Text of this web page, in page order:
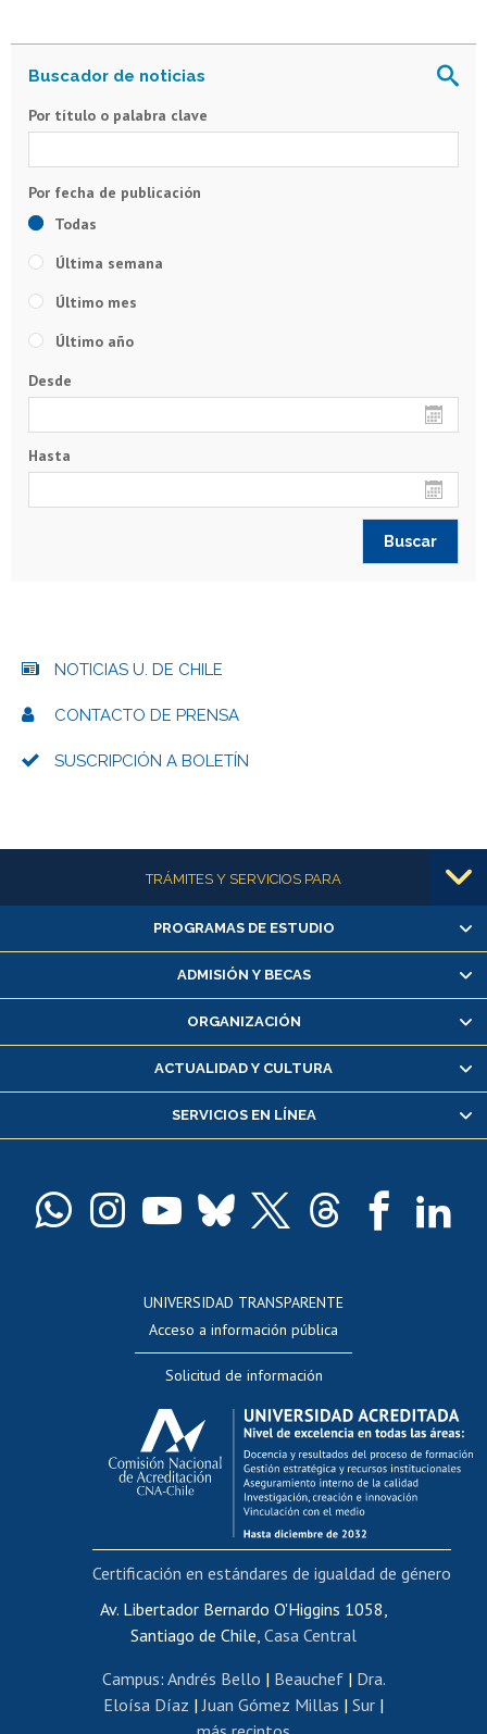
Por título o palabra clave
Todas
Última semana
Último mes
Último año
Desde
Hasta
NOTICIAS U. DE CHILE
CONTACTO DE PRENSA
SUSCRIPCIÓN A BOLETÍN
Más informaciónTRÁMITES Y SERVICIOS PARA
Alumnas/os y exalumnas/os
Matrícula en línea
Inscripción y cambio de asignaturas
Consulta y certificado de notas
Servicio médico y dental
Pago de arancel y crédito alumnos
Docentes
Evaluación docente
Calificación académica
Postulación al AUCAI
Funcionarias/os
Cursos internos de capacitación
Bienestar del personal
Portal de movilidad interna
Certificado de renta
Certificado de renta honorarios
Editar páginas blancas
PROGRAMAS DE ESTUDIO
ADMISIÓN Y BECAS
ORGANIZACIÓN
ACTUALIDAD Y CULTURA
SERVICIOS EN LÍNEA
UNIVERSIDAD TRANSPARENTE
Acceso a información pública
Solicitud de información
Av. Libertador Bernardo O'Higgins 1058,
Santiago de Chile, Casa Central
Campus: Andrés Bello | Beauchef| Dra.
Eloísa Díaz | Juan Gómez Millas | Sur |
Certificación en estándares de igualdad de género